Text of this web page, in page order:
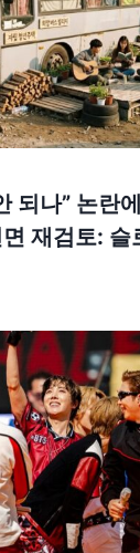
되나” 논란
재검토: 슬